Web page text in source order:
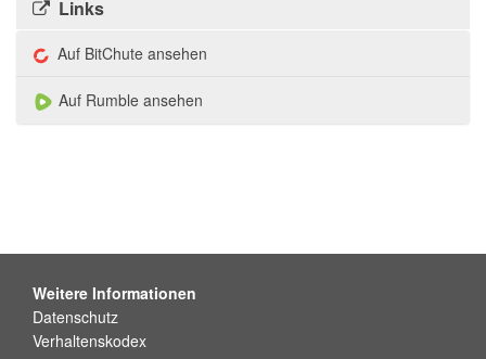
Links
Auf BitChute ansehen
Auf Rumble ansehen
Weitere Informationen
Datenschutz
Verhaltenskodex